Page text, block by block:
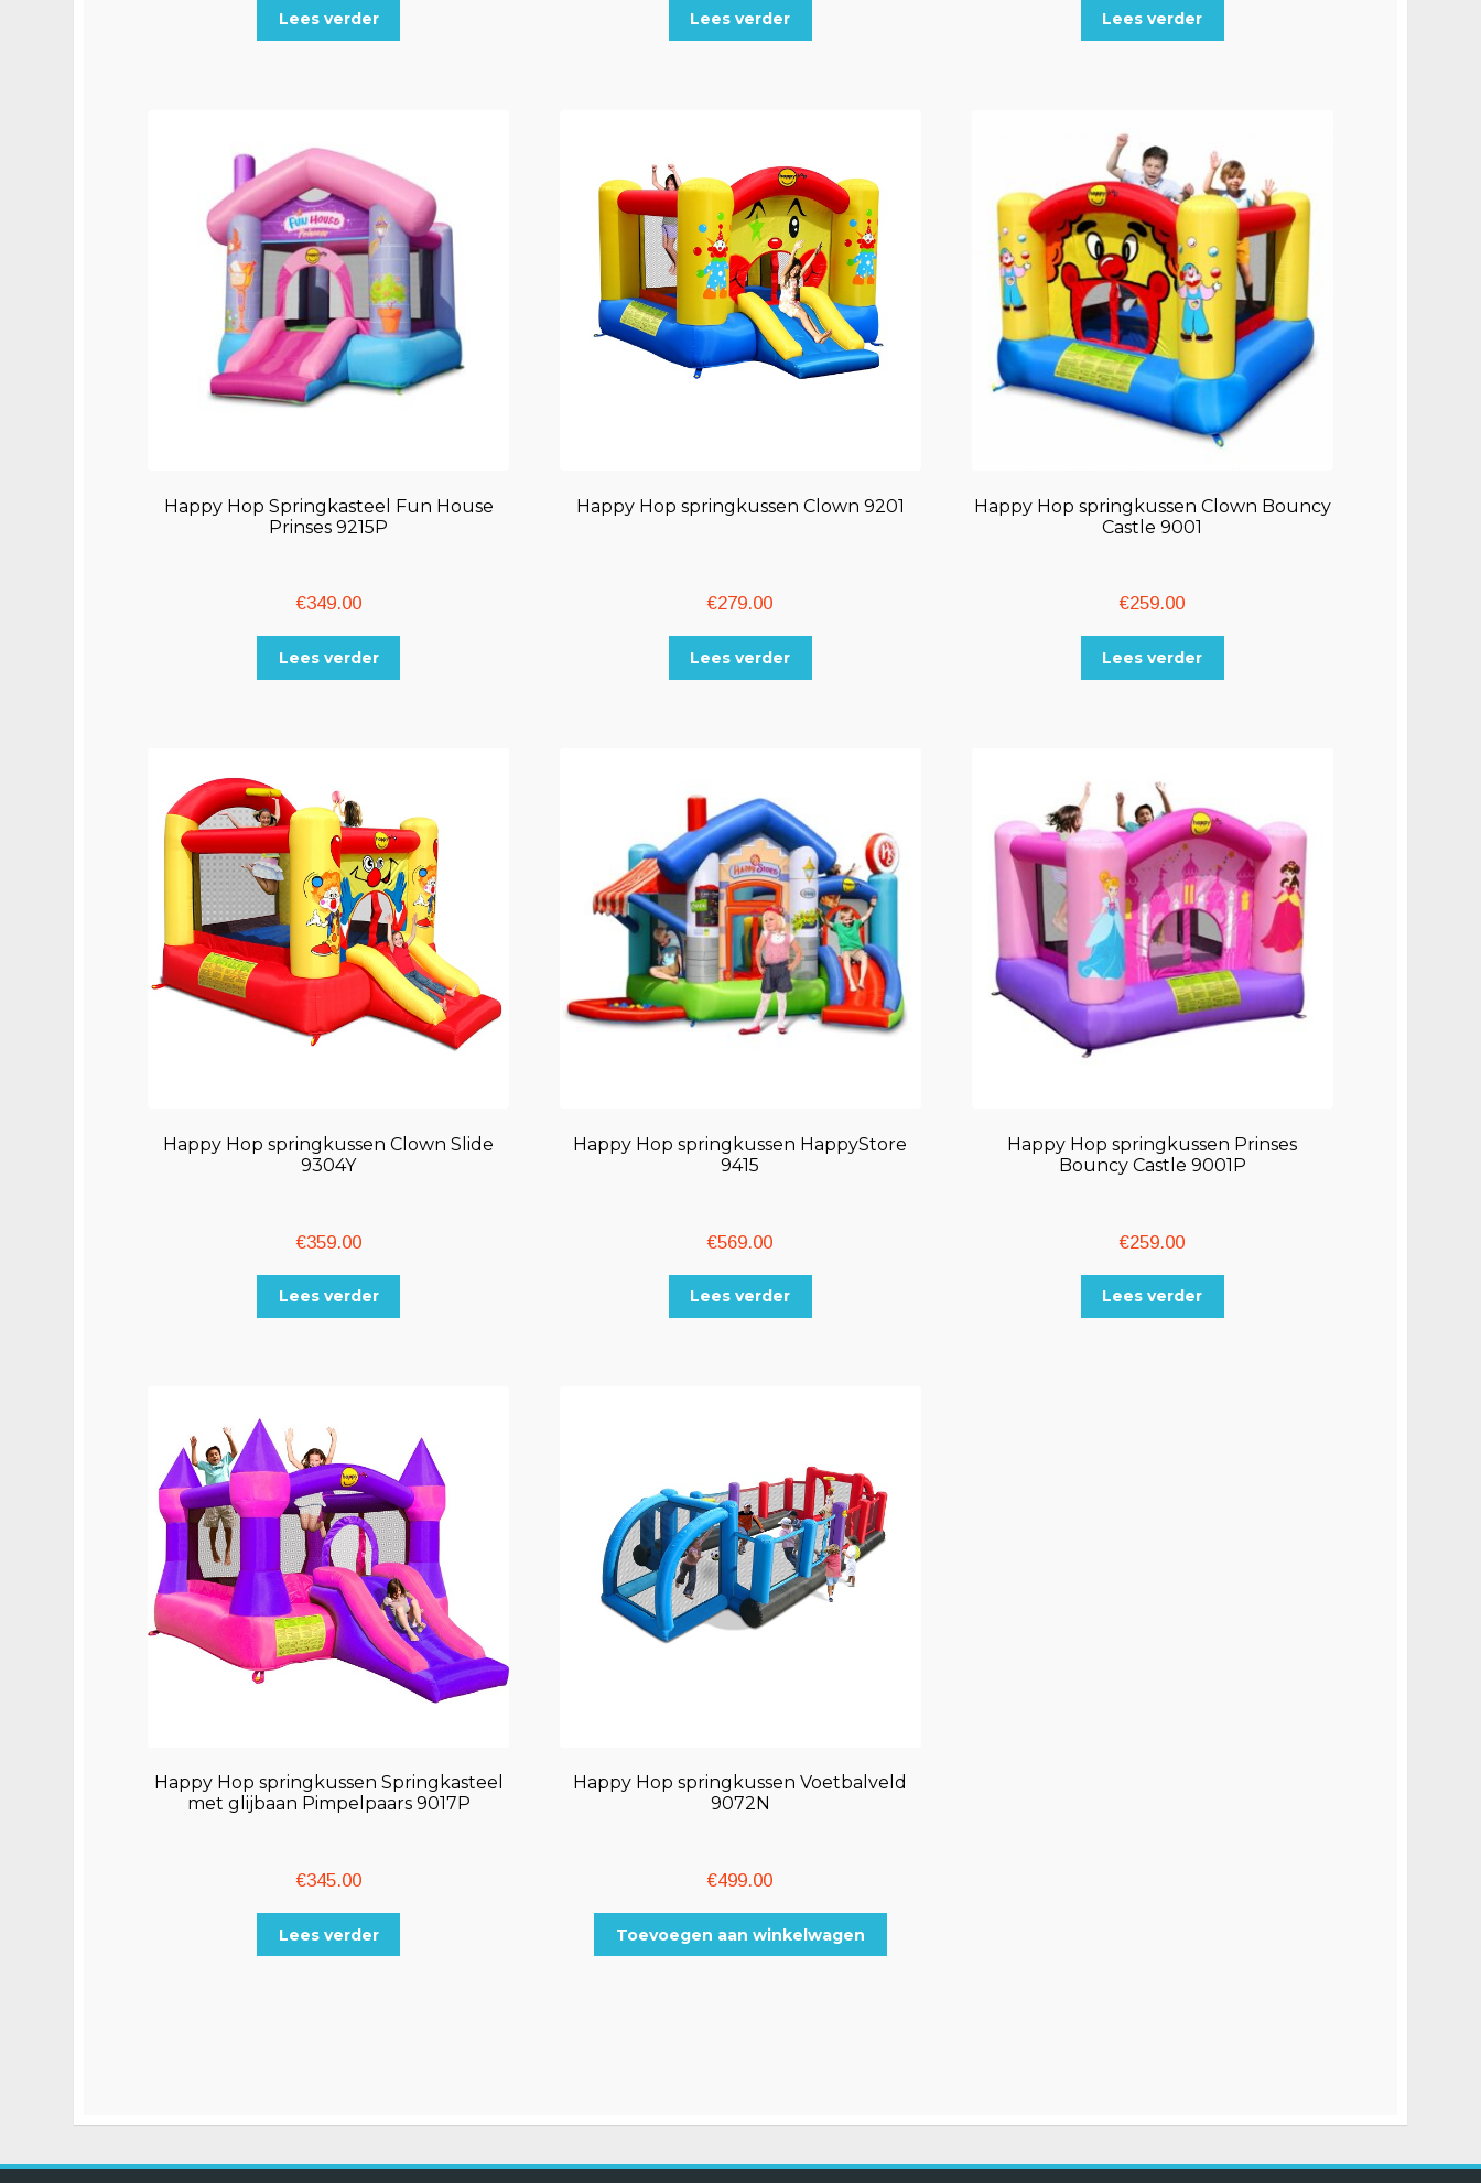
Lees verder Lees verder Lees verder
Happy Hop Springkasteel Fun House
Prinses 9215P
€349.00
Lees verder
Happy Hop springkussen Clown 9201
€279.00
Lees verder
Happy Hop springkussen Clown Bouncy
Castle 9001
€259.00
Lees verder
Happy Hop springkussen Clown Slide
9304Y
€359.00
Lees verder
Happy Hop springkussen HappyStore
9415
€569.00
Lees verder
Happy Hop springkussen Prinses
Bouncy Castle 9001P
€259.00
Lees verder
Happy Hop springkussen Springkasteel
met glijbaan Pimpelpaars 9017P
€345.00
Lees verder
Happy Hop springkussen Voetbalveld
9072N
€499.00
Toevoegen aan winkelwagen